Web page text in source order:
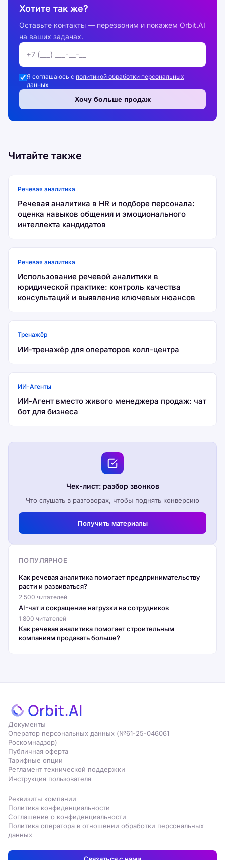
Хотите так же?
Оставьте контакты — перезвоним и покажем Orbit.AI
на ваших задачах.
Я соглашаюсь с политикой обработки персональных
данных
Хочу больше продаж
Читайте также
Речевая аналитика
Речевая аналитика в HR и подборе персонала:
оценка навыков общения и эмоционального
интеллекта кандидатов
Речевая аналитика
Использование речевой аналитики в
юридической практике: контроль качества
консультаций и выявление ключевых нюансов
Тренажёр
ИИ-тренажёр для операторов колл-центра
ИИ-Агенты
ИИ-Агент вместо живого менеджера продаж: чат
бот для бизнеса
Чек-лист: разбор звонков
Что слушать в разговорах, чтобы поднять конверсию
Получить материалы
ПОПУЛЯРНОЕ
Как речевая аналитика помогает предпринимательству
расти и развиваться?
2 500 читателей
AI-чат и сокращение нагрузки на сотрудников
1 800 читателей
Как речевая аналитика помогает строительным
компаниям продавать больше?
Документы
Оператор персональных данных (№61-25-046061
Роскомнадзор)
Публичная оферта
Тарифные опции
Регламент технической поддержки
Инструкция пользователя
Реквизиты компании
Политика конфиденциальности
Соглашение о конфиденциальности
Политика оператора в отношении обработки персональных
данных